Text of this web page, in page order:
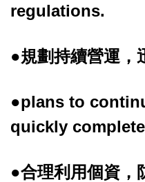
regulations.
●規劃持續營運，
●plans to
quickly
●合理利用個資，